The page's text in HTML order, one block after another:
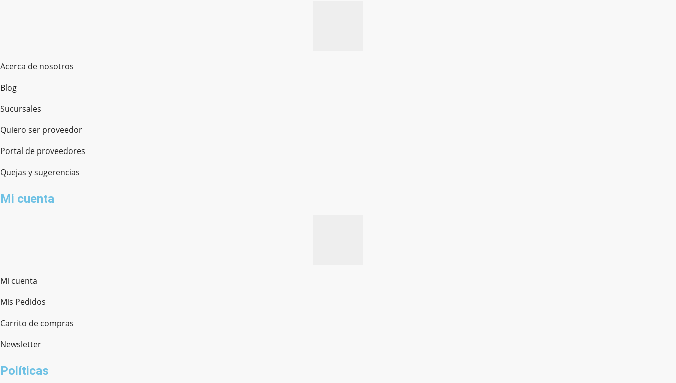
Acerca de nosotros
Blog
Sucursales
Quiero ser proveedor
Portal de proveedores
Quejas y sugerencias
Mi cuenta
Mi cuenta
Mis Pedidos
Carrito de compras
Newsletter
Políticas